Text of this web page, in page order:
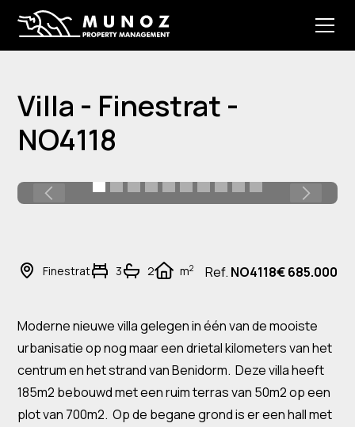
Villa - Finestrat -
NO4118
Finestrat 3 2 m2 Ref. NO4118€ 685.000
Moderne nieuwe villa gelegen in één van de mooiste
urbanisatie op nog maar een drietal kilometers van het
centrum en het strand van Benidorm. Deze villa heeft
185m2 bebouwd met een ruim terras van 50m2 op een
plot van 700m2. Op de begane grond is er een hall met